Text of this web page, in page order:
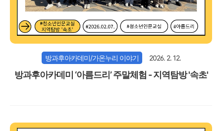
방과후아카데미/가온누리 이야기 2026. 2. 12.
방과후아카데미 ‘아름드리’ 주말체험 - 지역탐방 '속초'